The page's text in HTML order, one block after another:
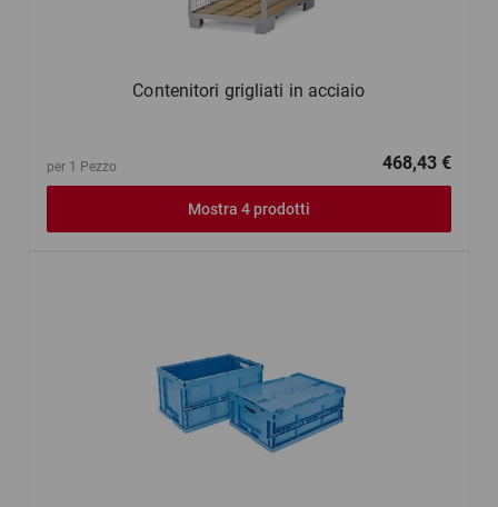
Contenitori grigliati in acciaio
per 1 Pezzo 468,43 €
Mostra 4 prodotti